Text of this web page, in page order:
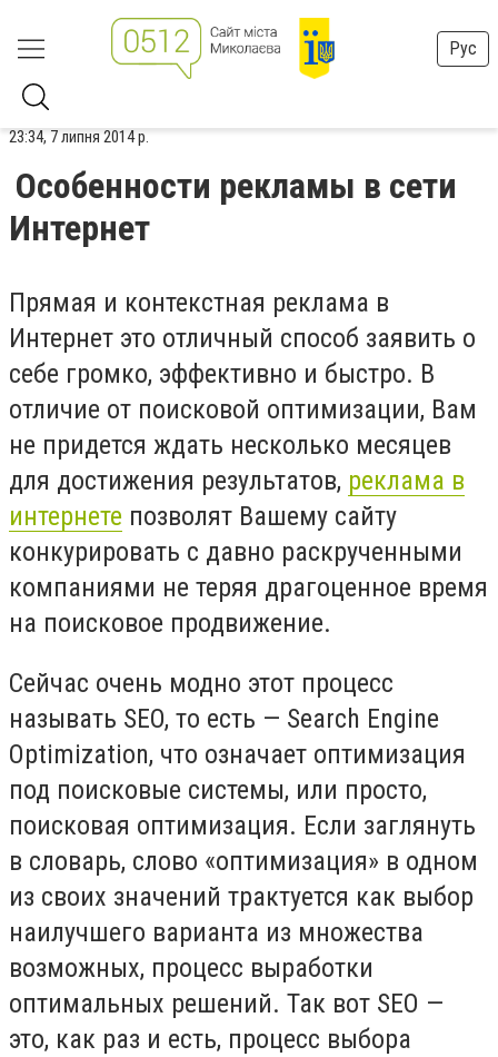
Рус
23:34, 7 липня 2014 р.
Особенности рекламы в сети
Интернет
Прямая и контекстная реклама в
Интернет это отличный способ заявить о
себе громко, эффективно и быстро. В
отличие от поисковой оптимизации, Вам
не придется ждать несколько месяцев
для достижения результатов, реклама в
интернете позволят Вашему сайту
конкурировать с давно раскрученными
компаниями не теряя драгоценное время
на поисковое продвижение.
Сейчас очень модно этот процесс
называть SEO, то есть — Search Engine
Optimization, что означает оптимизация
под поисковые системы, или просто,
поисковая оптимизация. Если заглянуть
в словарь, слово «оптимизация» в одном
из своих значений трактуется как выбор
наилучшего варианта из множества
возможных, процесс выработки
оптимальных решений. Так вот SEO —
это, как раз и есть, процесс выбора